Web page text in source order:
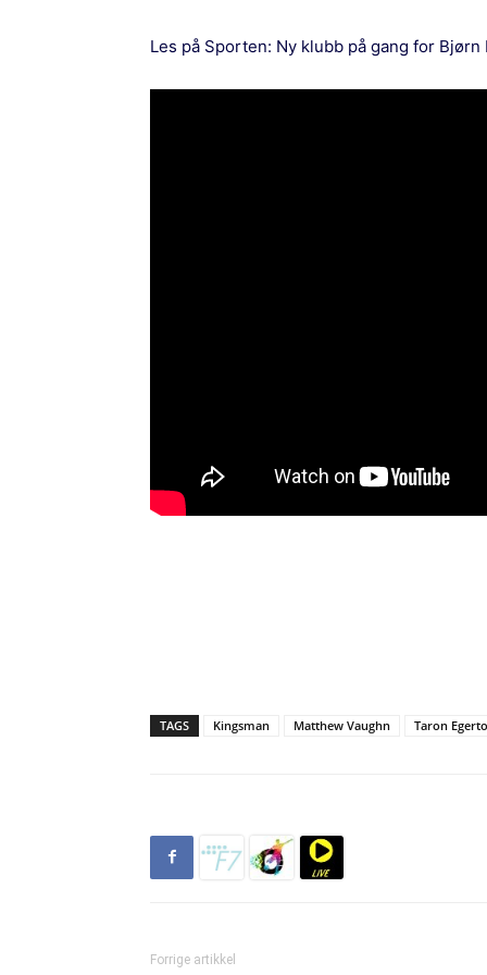
Les på Sporten: Ny klubb på gang for Bjørn
TAGS Kingsman Matthew Vaughn Taron
Forrige artikkel